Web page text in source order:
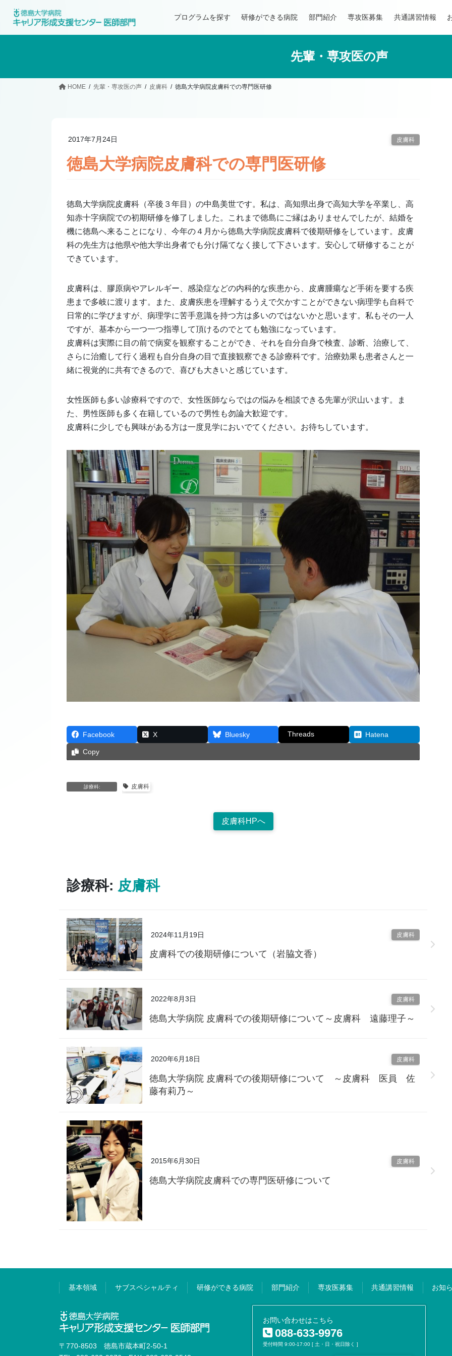
プログラムを探す 研修ができる病院 部門紹介 専攻医募集 共通講習情報
先輩・専攻医の声
HOME 先輩・専攻医の声 皮膚科 徳島大学病院皮膚科での専門医研修
2017年7月24日 皮膚科
徳島大学病院皮膚科での専門医研修
徳島大学病院皮膚科（卒後３年目）の中島美世です。私は、高知県出身で高知大学を卒業し、高
知赤十字病院での初期研修を修了しました。これまで徳島にご縁はありませんでしたが、結婚を
機に徳島へ来ることになり、今年の４月から徳島大学病院皮膚科で後期研修をしています。皮膚
科の先生方は他県や他大学出身者でも分け隔てなく接して下さいます。安心して研修することが
できています。
皮膚科は、膠原病やアレルギー、感染症などの内科的な疾患から、皮膚腫瘍など手術を要する疾
患まで多岐に渡ります。また、皮膚疾患を理解するうえで欠かすことができない病理学も自科で
日常的に学びますが、病理学に苦手意識を持つ方は多いのではないかと思います。私もその一人
ですが、基本から一つ一つ指導して頂けるのでとても勉強になっています。
皮膚科は実際に目の前で病変を観察することができ、それを自分自身で検査、診断、治療して、
さらに治癒して行く過程も自分自身の目で直接観察できる診療科です。治療効果も患者さんと一
緒に視覚的に共有できるので、喜びも大きいと感じています。
女性医師も多い診療科ですので、女性医師ならではの悩みを相談できる先輩が沢山います。ま
た、男性医師も多く在籍しているので男性も勿論大歓迎です。
皮膚科に少しでも興味がある方は一度見学においでてください。お待ちしています。
Facebook X Bluesky Threads Hatena
Copy
診療科: 皮膚科
皮膚科HPへ
診療科: 皮膚科
2024年11月19日 皮膚科
皮膚科での後期研修について（岩脇文香）
2022年8月3日 皮膚科
徳島大学病院 皮膚科での後期研修について～皮膚科 遠藤理子～
2020年6月18日 皮膚科
徳島大学病院 皮膚科での後期研修について ～皮膚科 医員 佐
藤有莉乃～
2015年6月30日 皮膚科
徳島大学病院皮膚科での専門医研修について
基本領域 サブスペシャルティ 研修ができる病院 部門紹介 専攻医募集 共通講習情報 お知
〒770-8503 徳島市蔵本町2-50-1
お問い合わせはこちら
088-633-9976
受付時間 9:00-17:00 [ 土・日・祝日除く ]